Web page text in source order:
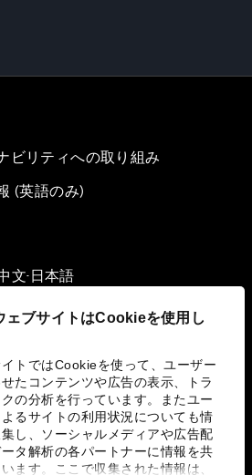
ェブサイトはCookieを使用し
イトではCookieを使って、ユーザー
たコンテンツや広告の表示、トラ
の分析を行っています。またユー
るサイトの利用状況についても情
し、ソーシャルメディアや広告配
タ解析の各パートナーに情報を共
ます。ここで収集された情報は、
ビリティへの取り組み
(英語のみ)
文▪ 日本語